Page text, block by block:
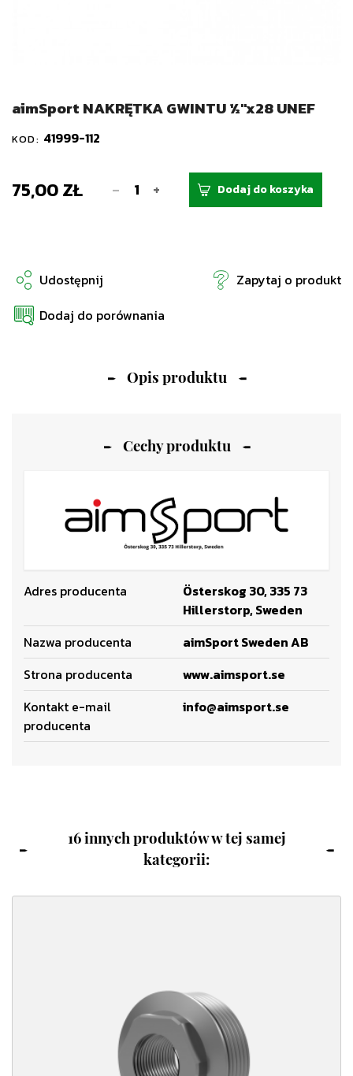
aimSport NAKRĘTKA GWINTU ½''x28 UNEF
KOD: 41999-112
75,00 ZŁ - + Dodaj do koszyka
Udostępnij
Zapytaj o produkt
Dodaj do porównania
Cechy produktu
Adres producenta
Österskog 30, 335 73
Hillerstorp, Sweden
Nazwa producenta
aimSport Sweden AB
Strona producenta
www.aimsport.se
Kontakt e-mail
producenta
info@aimsport.se
Opis produktu
16 innych produktów w tej samej
kategorii: